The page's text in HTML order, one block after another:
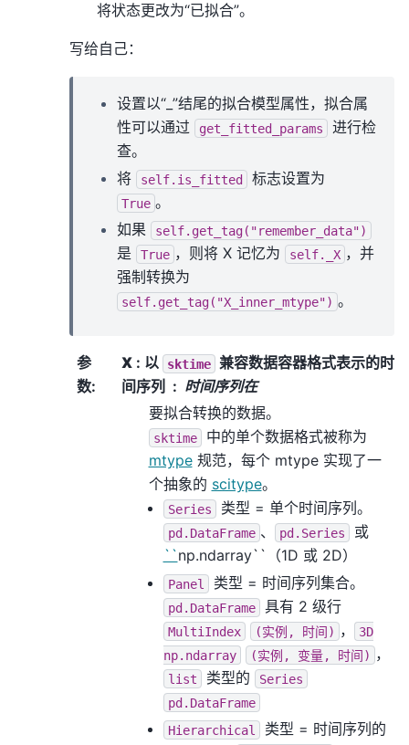
将状态更改为“已拟合”。
写给自己：
设置以“_”结尾的拟合模型属性，拟合属
性可以通过
get_fitted_params
进行检
查。
将
self.is_fitted 标志设置为
True 。
如果
self.get_tag("remember_data")
是 True ，则将 X 记忆为 self._X ，并
强制转换为
self.get_tag("X_inner_mtype") 。
参
数:
X: 以 sktime 兼容数据容器格式表示的时
间序列
时间序列在
要拟合转换的数据。
sktime
中的单个数据格式被称为
mtype规范，每个 mtype 实现了一
个抽象的 scitype。
Series 类型 = 单个时间序列。
pd.DataFrame 、 pd.Series
或
``np.ndarray``（1D 或 2D）
Panel 类型 = 时间序列集合。
pd.DataFrame 具有 2 级行
MultiIndex (实例, 时间) ，
3D
np.ndarray
(实例, 变量, 时间) ，
list 类型的
Series
pd.DataFrame
Hierarchical
类型 = 时间序列的